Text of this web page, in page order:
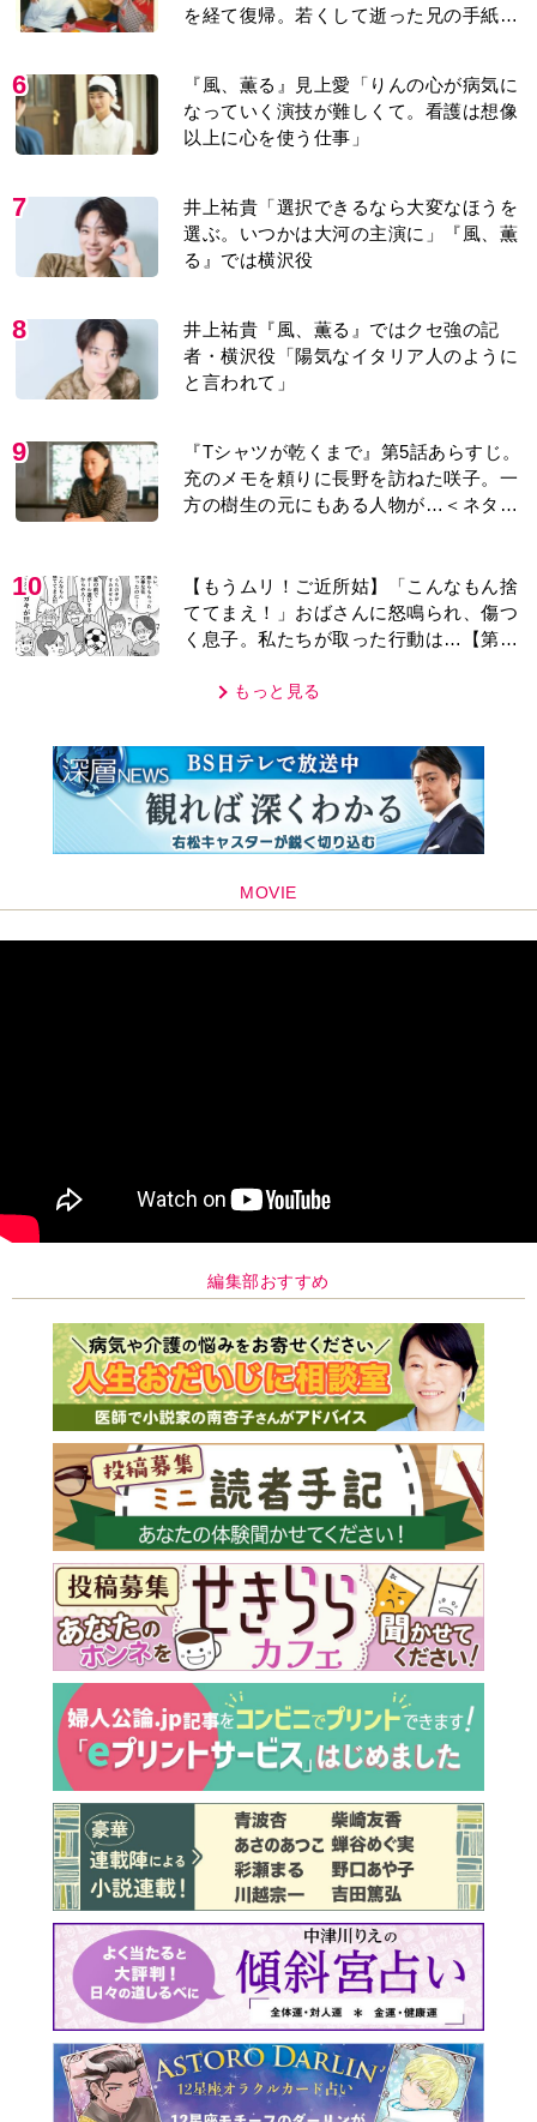
を経て復帰。若くして逝った兄の手紙を
6
『風、薫る』見上愛「りんの心が病気に
なっていく演技が難しくて。看護は想像
以上に心を使う仕事」
7
井上祐貴「選択できるなら大変なほうを
選ぶ。いつかは大河の主演に」『風、薫
る』では横沢役
8
井上祐貴『風、薫る』ではクセ強の記
者・横沢役「陽気なイタリア人のように
と言われて」
9
『Tシャツが乾くまで』第5話あらすじ。
充のメモを頼りに長野を訪ねた咲子。一
方の樹生の元にもある人物が…＜ネタバ
10
【もうムリ！ご近所姑】「こんなもん捨
ててまえ！」おばさんに怒鳴られ、傷つ
く息子。私たちが取った行動は…【第3
もっと見る
MOVIE
編集部おすすめ